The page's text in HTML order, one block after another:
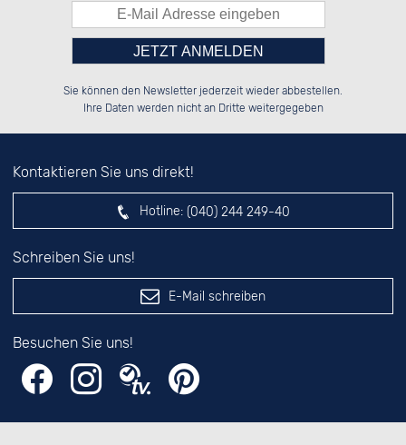
██░░░░░░██░░░░░░░░░░██░░░░░░██░░
██████░░██████░░░░████░░░░████░░
░░░░██░░██░░██░░░░░░██░░░░░░██░░
Bitte tragen Sie die Zahl in
das nebenstehende Feld ein.
Sie können den Newsletter jederzeit wieder abbestellen.
Ihre Daten werden nicht an Dritte weitergegeben
Kontaktieren Sie uns direkt!
Hotline: (040) 244 249-40
Schreiben Sie uns!
E-Mail schreiben
Besuchen Sie uns!